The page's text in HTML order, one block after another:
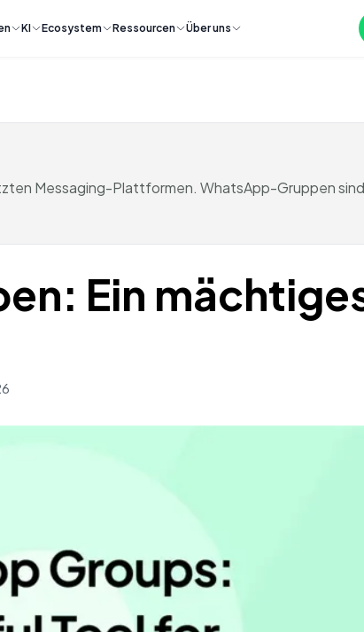
KI Ecosystem Ressourcen Über uns
Messaging-Plattformen. WhatsApp-Gruppen
Ein